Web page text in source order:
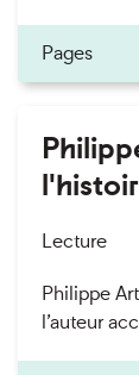
Pages
Lecture
Philippe
l’auteur